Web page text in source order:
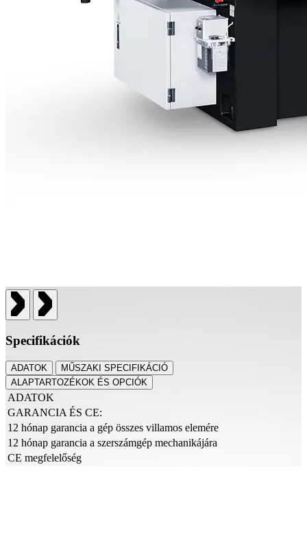
Specifikációk
ADATOK
MŰSZAKI SPECIFIKÁCIÓ
ALAPTARTOZÉKOK ÉS OPCIÓK
ADATOK
GARANCIA ÉS CE:
12 hónap garancia a gép összes villamos elemére
12 hónap garancia a szerszámgép mechanikájára
CE megfelelőség